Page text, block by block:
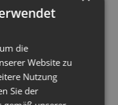
Sie das Gel überall dort,
Schlafzimmer oder im
die
Website zu
Nutzung
Sie der